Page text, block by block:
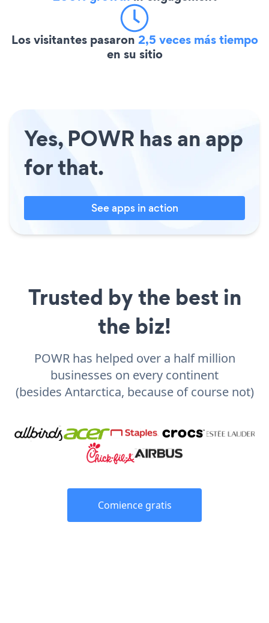
Los visitantes pasaron 2,5 veces más tiempo
en su sitio
Yes, POWR has an app
for that.
See apps in action
Trusted by the best in
the biz!
POWR has helped over a half million
businesses on every continent
(besides Antarctica, because of course not)
Comience gratis